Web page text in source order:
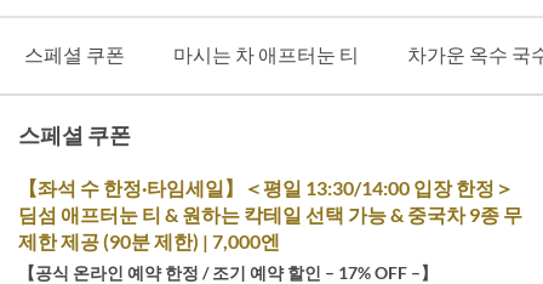
스페셜 쿠폰 마시는 차 애프터눈 티 차가운 옥수 국
스페셜 쿠폰
【좌석 수 한정·타임세일】＜평일 13:30/14:00 입장 한정＞
딤섬 애프터눈 티 & 원하는 칵테일 선택 가능 & 중국차 9종 무
제한 제공 (90분 제한) | 7,000엔
【공식 온라인 예약 한정 / 조기 예약 할인 – 17% OFF –】